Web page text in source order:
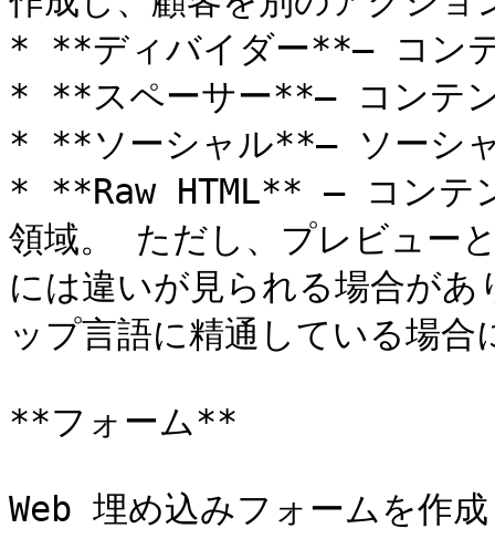
* **ディバイダー**– コンテ
* **スペーサー**– コンテン
* **ソーシャル**– ソーシ
* **Raw HTML** – コンテ
領域。 ただし、プレビュー
には違いが見られる場合が
ップ言語に精通している場
**フォーム**
Web 埋め込みフォームを作